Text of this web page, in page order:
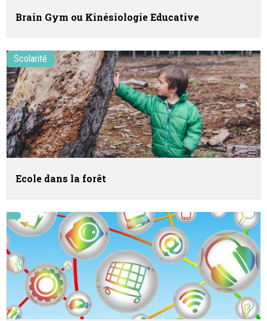
Brain Gym ou Kinésiologie Educative
Scolarité
Ecole dans la forêt